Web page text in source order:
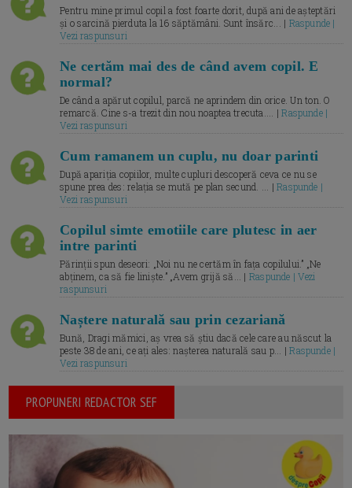
Pentru mine primul copil a fost foarte dorit, după ani de așteptări
și o sarcină pierduta la 16 săptămâni. Sunt însărc... | Raspunde |
Vezi raspunsuri
Ne certăm mai des de când avem copil. E
normal?
De când a apărut copilul, parcă ne aprindem din orice. Un ton. O
remarcă. Cine s-a trezit din nou noaptea trecuta.... |Raspunde |
Vezi raspunsuri
Cum ramanem un cuplu, nu doar parinti
După apariția copiilor, multe cupluri descoperă ceva ce nu se
spune prea des: relația se mută pe plan secund. ... |Raspunde |
Vezi raspunsuri
Copilul simte emotiile care plutesc in aer
intre parinti
Părinții spun deseori: „Noi nu ne certăm în fața copilului.” „Ne
abținem, ca să fie liniște.” „Avem grijă să... | Raspunde | Vezi
raspunsuri
Naștere naturală sau prin cezariană
Bună, Dragi mămici, aș vrea să știu dacă cele care au născut la
peste 38 de ani, ce ați ales: nașterea naturală sau p... |Raspunde |
Vezi raspunsuri
PROPUNERI REDACTOR SEF